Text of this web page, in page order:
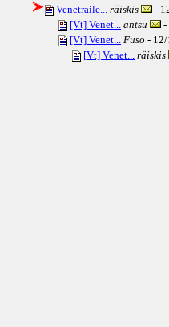
Venetraile... räiskis -
[Vt] Venet... antsu -
[Vt] Venet... Fuso -
[Vt] Venet... räiskis